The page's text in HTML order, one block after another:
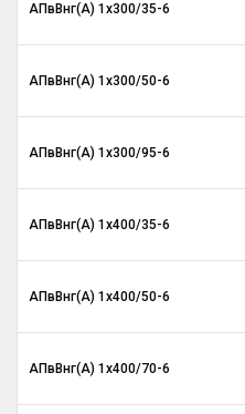
АПвВнг(A) 1х300/35-6
АПвВнг(A) 1х300/50-6
АПвВнг(A) 1х300/95-6
АПвВнг(A) 1х400/35-6
АПвВнг(A) 1х400/50-6
АПвВнг(A) 1х400/70-6